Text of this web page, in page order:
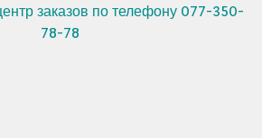
заказов по телефону 077-350-
78-78